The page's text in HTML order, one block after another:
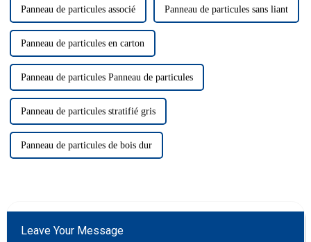
Panneau de particules associé Panneau de particules sans liant
Panneau de particules en carton
Panneau de particules Panneau de particules
Panneau de particules stratifié gris
Panneau de particules de bois dur
Leave Your Message